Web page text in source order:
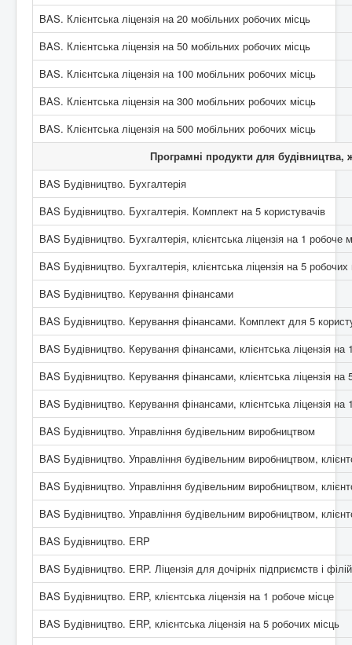
BAS. Клієнтська ліцензія на 20 мобільних робочих місць
BAS. Клієнтська ліцензія на 50 мобільних робочих місць
BAS. Клієнтська ліцензія на 100 мобільних робочих місць
BAS. Клієнтська ліцензія на 300 мобільних робочих місць
BAS. Клієнтська ліцензія на 500 мобільних робочих місць
Програмні продукти для будівництва,
BAS Будівництво. Бухгалтерія
BAS Будівництво. Бухгалтерія. Комплект на 5 користувачів
BAS Будівництво. Бухгалтерія, клієнтська ліцензія на 1 робоче
BAS Будівництво. Бухгалтерія, клієнтська ліцензія на 5 робочих
BAS Будівництво. Керування фінансами
BAS Будівництво. Керування фінансами. Комплект для 5
BAS Будівництво. Керування фінансами, клієнтська ліцензія на
BAS Будівництво. Керування фінансами, клієнтська ліцензія на
BAS Будівництво. Керування фінансами, клієнтська ліцензія на
BAS Будівництво. Управління будівельним виробництвом
BAS Будівництво. Управління будівельним виробництвом,
BAS Будівництво. Управління будівельним виробництвом,
BAS Будівництво. Управління будівельним виробництвом,
BAS Будівництво. ERP
BAS Будівництво. ERP. Ліцензія для дочірніх підприємств і філій
BAS Будівництво. ERP, клієнтська ліцензія на 1 робоче місце
BAS Будівництво. ERP, клієнтська ліцензія на 5 робочих місць